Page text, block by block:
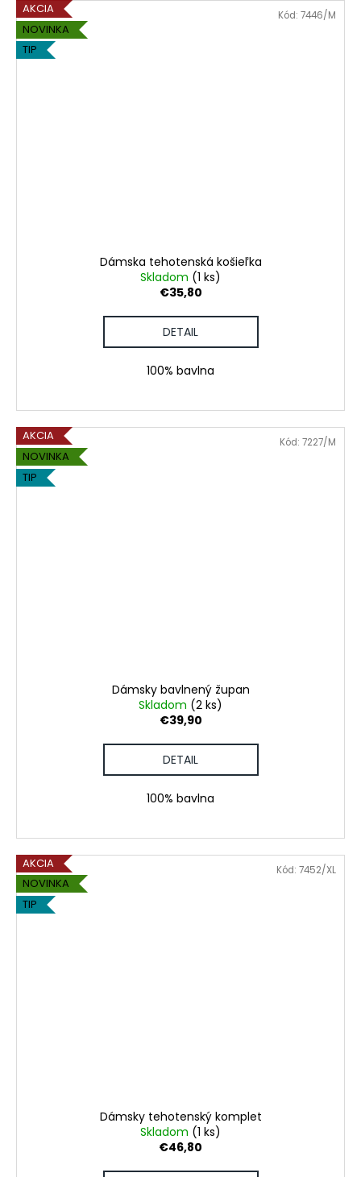
AKCIA
NOVINKA
TIP
Dámska tehotenská košieľka
Skladom (1 ks)
€35,80
DETAIL
100% bavlna
Kód: 7446/M
AKCIA
NOVINKA
TIP
Dámsky bavlnený župan
Skladom (2 ks)
€39,90
DETAIL
100% bavlna
Kód: 7227/M
AKCIA
NOVINKA
TIP
Dámsky tehotenský komplet
Skladom (1 ks)
€46,80
Kód: 7452/XL